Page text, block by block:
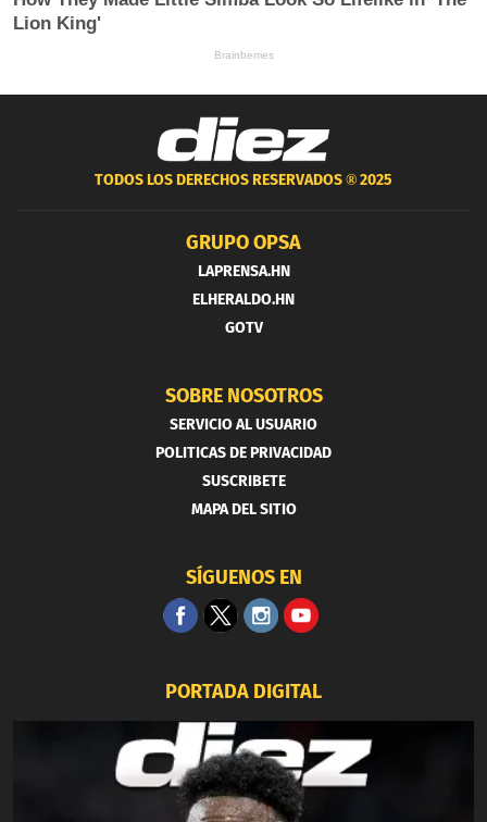
TODOS LOS DERECHOS RESERVADOS ®2025
GRUPO OPSA
LAPRENSA.HN
ELHERALDO.HN
GOTV
SOBRE NOSOTROS
SERVICIO AL USUARIO
POLITICAS DE PRIVACIDAD
SUSCRIBETE
MAPA DEL SITIO
SÍGUENOS EN
PORTADA DIGITAL